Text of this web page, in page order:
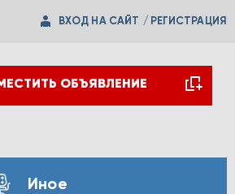
ВХОД НА САЙТ / РЕГИСТРАЦИЯ
ОБЪЯВЛЕНИЕ
Иное